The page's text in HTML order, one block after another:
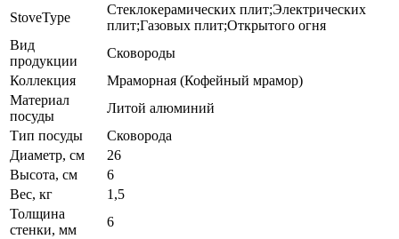
StoveType
Стеклокерамических плит;Электрических
плит;Газовых плит;Открытого огня
Вид
продукции
Сковороды
Коллекция
Мраморная (Кофейный мрамор)
Материал
посуды
Литой алюминий
Тип посуды
Сковорода
Диаметр, см
26
Высота, см
6
Вес, кг
1,5
Толщина
стенки, мм
6